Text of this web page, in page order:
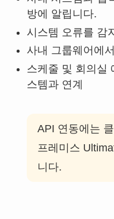
방에 알립니다.
시스템 오류를 감
사내 그룹웨어에
스케줄 및 회의실
스템과 연계
API 연동에는
프레미스
니다.